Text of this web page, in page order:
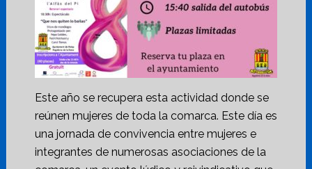
Este año se recupera esta actividad donde se
reúnen mujeres de toda la comarca. Este día es
una jornada de convivencia entre mujeres e
integrantes de numerosas asociaciones de la